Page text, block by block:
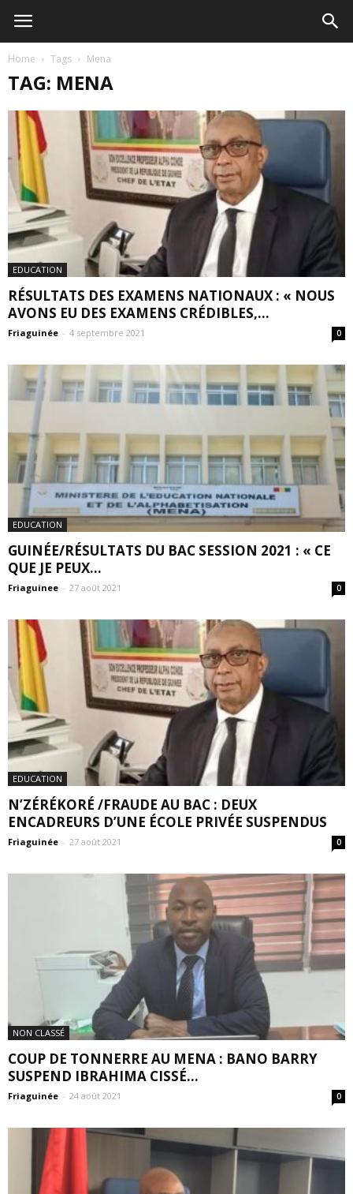
Home Tags Mena
TAG: MENA
EDUCATION
RÉSULTATS DES EXAMENS NATIONAUX : « NOUS
AVONS EU DES EXAMENS CRÉDIBLES,...
Friaguinée - 4 septembre 2021 0
EDUCATION
GUINÉE/RÉSULTATS DU BAC SESSION 2021 : « CE
QUE JE PEUX...
Friaguinee - 27 août 2021 0
EDUCATION
N’ZÉRÉKORÉ /FRAUDE AU BAC : DEUX
ENCADREURS D’UNE ÉCOLE PRIVÉE SUSPENDUS
Friaguinée - 27 août 2021 0
NON CLASSÉ
COUP DE TONNERRE AU MENA : BANO BARRY
SUSPEND IBRAHIMA CISSÉ...
Friaguinée - 24 août 2021 0